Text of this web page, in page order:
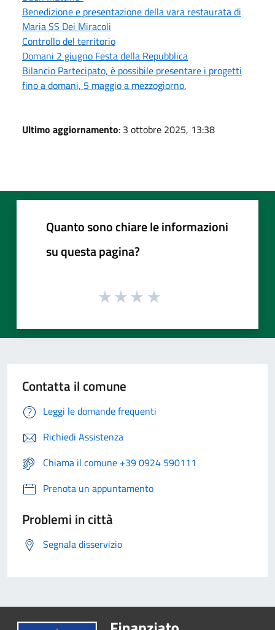
Benedizione e presentazione della vara restaurata di
Maria SS Dei Miracoli
Controllo del territorio
Domani 2 giugno Festa della Repubblica
Bilancio Partecipato, è possibile presentare i progetti
fino a domani, 5 maggio a mezzogiorno.
Ultimo aggiornamento: 3 ottobre 2025, 13:38
Quanto sono chiare le informazioni
su questa pagina?
Contatta il comune
Leggi le domande frequenti
Richiedi Assistenza
Chiama il comune +39 0924 590111
Prenota un appuntamento
Problemi in città
Segnala disservizio